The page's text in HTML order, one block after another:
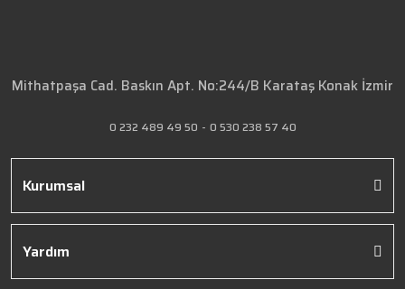
Mithatpaşa Cad. Baskın Apt. No:244/B Karataş Konak İzmir
0 232 489 49 50 - 0 530 238 57 40
Kurumsal
Yardım